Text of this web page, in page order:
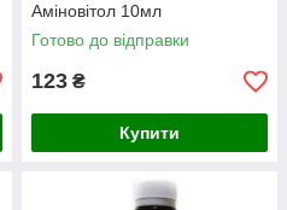
Аміновітол 10мл
Готово до відправки
123 ₴
Купити